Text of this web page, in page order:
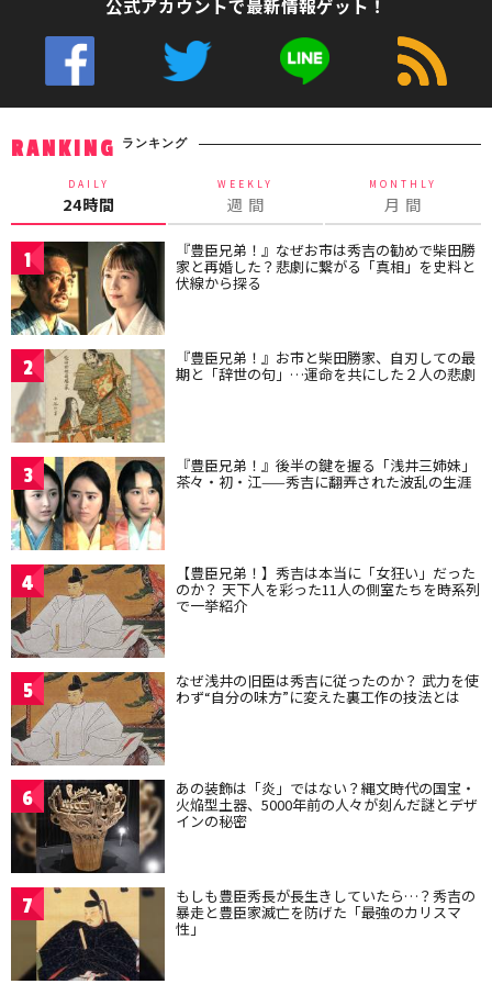
公式アカウントで最新情報ゲット！
RANKING ランキング
DAILY
24時間
WEEKLY
週 間
MONTHLY
月 間
1 『豊臣兄弟！』なぜお市は秀吉の勧めで柴田勝
家と再婚した？悲劇に繋がる「真相」を史料と
伏線から探る
2 『豊臣兄弟！』お市と柴田勝家、自刃しての最
期と「辞世の句」…運命を共にした２人の悲劇
3 『豊臣兄弟！』後半の鍵を握る「浅井三姉妹」
茶々・初・江——秀吉に翻弄された波乱の生涯
4 【豊臣兄弟！】秀吉は本当に「女狂い」だった
のか？ 天下人を彩った11人の側室たちを時系列
で一挙紹介
5 なぜ浅井の旧臣は秀吉に従ったのか？ 武力を使
わず“自分の味方”に変えた裏工作の技法とは
6 あの装飾は「炎」ではない？縄文時代の国宝・
火焔型土器、5000年前の人々が刻んだ謎とデザ
インの秘密
7 もしも豊臣秀長が長生きしていたら…？秀吉の
暴走と豊臣家滅亡を防げた「最強のカリスマ
性」